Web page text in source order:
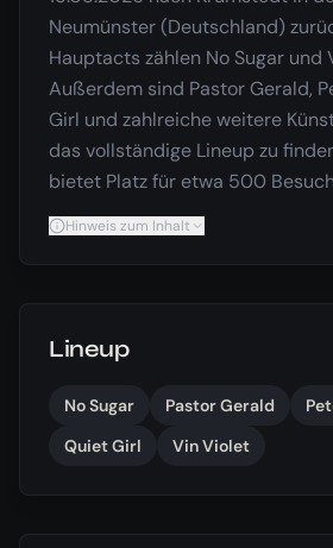
Neumünster (Deutschland)
Hauptacts zählen No Sugar und
Außerdem sind Pastor Gerald,
Girl und zahlreiche weitere
das vollständige Lineup zu
bietet Platz für etwa 500
Hinweis zum Inhalt
Lineup
No Sugar Pastor Gerald
Quiet Girl
Vin Violet